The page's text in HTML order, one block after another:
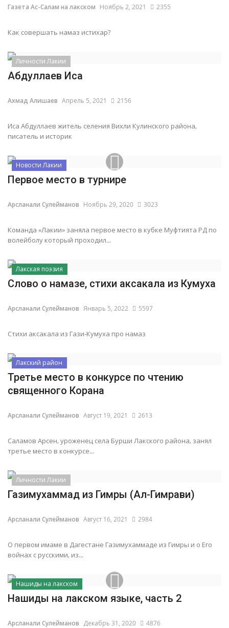
Газета Ас-Салам на лакском Ноябрь 2, 2021 2355
Как совершать намаз истихар?
Личности Лакии
Абдуллаев Иса
Ахмад Алишаев Апрель 5, 2021 2156
Иса Абдуллаев житель селения Вихли Кулинского района,
писатель и историк
Новости Лакии
Первое место в турнире
Арсланали Сулейманов Ноябрь 29, 2020 3023
Команда «Лакии» заняла первое место в кубке Муфтията РД по
волейболу который проходил...
Лакская поэзия
Слово о намазе, стихи аксакала из Кумуха
Арсланали Сулейманов Январь 5, 2022 5597
Стихи аксакала из Гази-Кумуха про намаз
Лакский район
Третье место в конкурсе по чтению
священного Корана
Арсланали Сулейманов Август 19, 2021 2613
Саламов Арсен, уроженец села Бурши Лакского района, занял
третье место в конкурсе...
Личности Лакии
Газимухаммад из Гимры (Ал-Гимрави)
Арсланали Сулейманов Август 16, 2021 2984
О первом имаме в Дагестане Газимухаммаде из Гимры и о Его
войнах с русскими, из...
Нашиды на лакском
Нашиды на лакском языке, часть 2
Арсланали Сулейманов Декабрь 31, 2020 4876